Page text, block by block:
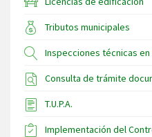
Tributos municipales
Inspecciones técnicas
Consulta de trámite
T.U.P.A.
Implementación del